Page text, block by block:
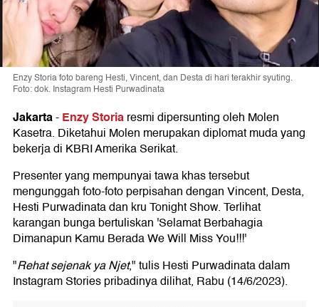
Enzy Storia foto bareng Hesti, Vincent, dan Desta di hari terakhir syuting.
Foto: dok. Instagram Hesti Purwadinata
Jakarta-Enzy Storiaresmi dipersunting oleh Molen
Kasetra. Diketahui Molen merupakan diplomat muda yang
bekerja di KBRI Amerika Serikat.
Presenter yang mempunyai tawa khas tersebut
mengunggah foto-foto perpisahan dengan Vincent, Desta,
Hesti Purwadinata dan kru Tonight Show. Terlihat
karangan bunga bertuliskan 'Selamat Berbahagia
Dimanapun Kamu Berada We Will Miss You!!!'
"Rehat sejenak ya Njet," tulis Hesti Purwadinata dalam
Instagram Stories pribadinya dilihat, Rabu (14/6/2023).